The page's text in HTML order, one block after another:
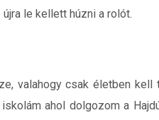
le kellett húzni a rolót.
valahogy csak életben kell
ahol dolgozom a